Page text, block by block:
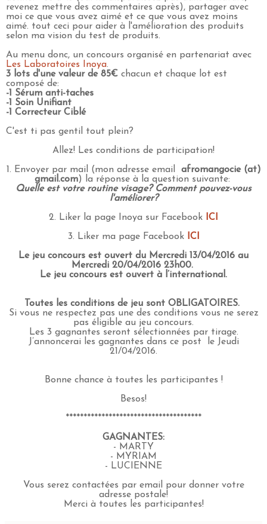
revenez mettre des commentaires après), partager avec
moi ce que vous avez aimé et ce que vous avez moins
aimé. tout ceci pour aider à l'amélioration des produits
selon ma vision du test de produits.
Au menu donc, un concours organisé en partenariat avec
Les Laboratoires Inoya.
3 lots d'une valeur de 85€ chacun et chaque lot est
composé de:
-1 Sérum anti-taches
-1 Soin Unifiant
-1 Correcteur Ciblé
C'est ti pas gentil tout plein?
Allez! Les conditions de participation!
1. Envoyer par mail (mon adresse email
afromangocie (at)
gmail.com) la réponse à la question suivante:
Quelle est votre routine visage? Comment pouvez-vous
l'améliorer?
2. Liker la page Inoya sur Facebook
ICI
3. Liker ma page Facebook
ICI
Le jeu concours est ouvert du Mercredi 13/04/2016 au
Mercredi 20/04/2016 23h00.
Le jeu concours est ouvert à l’international.
Toutes les conditions de jeu sont OBLIGATOIRES.
Si vous ne respectez pas une des conditions vous ne serez
pas éligible au jeu concours.
Les 3 gagnantes seront sélectionnées par tirage.
J’annoncerai les gagnantes dans ce post le Jeudi
21/04/2016.
Bonne chance à toutes les participantes !
Besos!
**************************************
GAGNANTES:
- MARTY
- MYRIAM
- LUCIENNE
Vous serez contactées par email pour donner votre
adresse postale!
Merci à toutes les participantes!